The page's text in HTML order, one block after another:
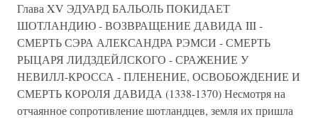
Глава XV ЭДУАРД БАЛЬОЛЬ ПОКИДАЕТ
ШОТЛАНДИЮ - ВОЗВРАЩЕНИЕ ДАВИДА III -
СМЕРТЬ СЭРА АЛЕКСАНДРА РЭМСИ - СМЕРТЬ
РЫЦАРЯ ЛИДЗДЕЙЛСКОГО - СРАЖЕНИЕ У
НЕВИЛЛ-КРОССА - ПЛЕНЕНИЕ, ОСВОБОЖДЕНИЕ И
СМЕРТЬ КОРОЛЯ ДАВИДА (1338-1370) Несмотря на
отчаянное сопротивление шотландцев, земля их пришла